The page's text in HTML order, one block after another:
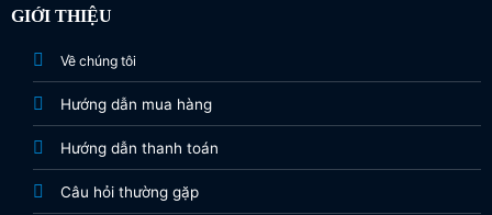
GIỚI THIỆU
Về chúng tôi
Hướng dẫn mua hàng
Hướng dẫn thanh toán
Câu hỏi thường gặp